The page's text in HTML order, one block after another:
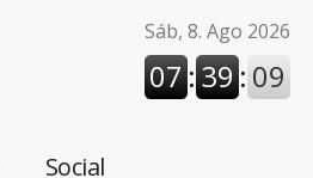
Social